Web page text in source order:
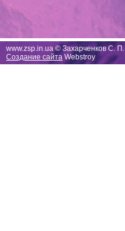
www.zsp.in.ua © Захарченков С. П.
Создание сайта Webstroy